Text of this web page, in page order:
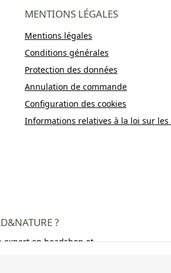
MENTIONS LÉGALES
Mentions légales
Conditions générales
Protection des données
Annulation de commande
Configuration des cookies
Informations relatives à la loi sur les
?
expert en headshop et